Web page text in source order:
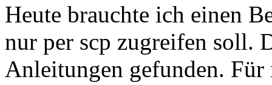
Heute brauchte ich einen
nur per scp zugreifen soll.
Anleitungen gefunden.